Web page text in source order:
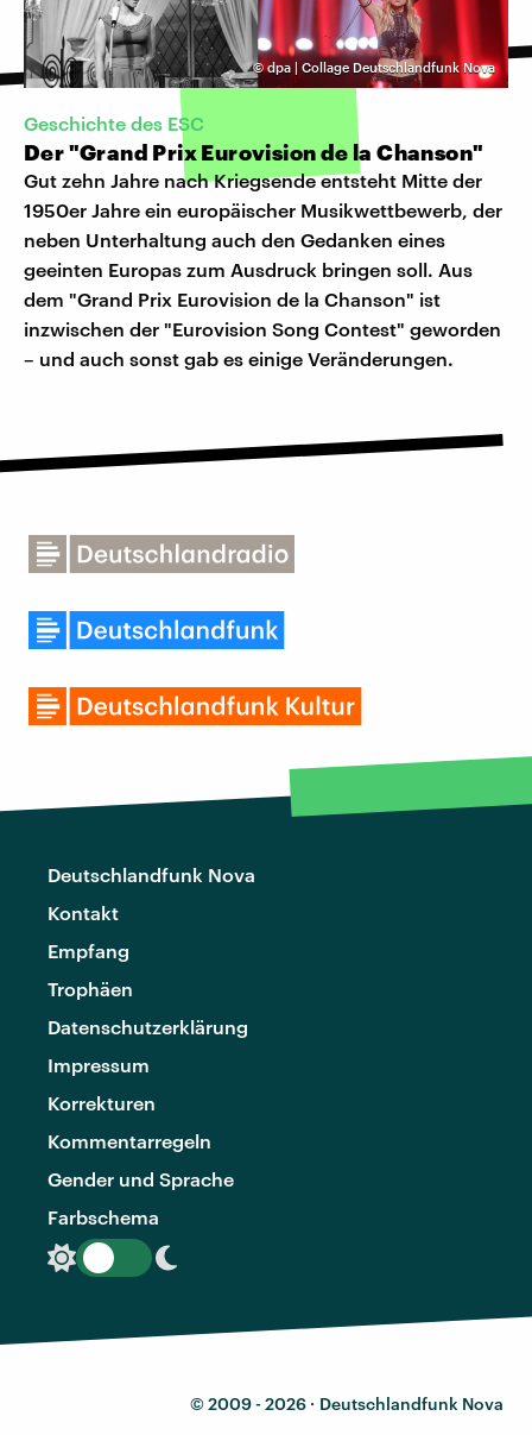
©dpa | Collage Deutschlandfunk Nova
Geschichte des ESC
Der "Grand Prix Eurovision de la Chanson"
Gut zehn Jahre nach Kriegsende entsteht Mitte der
1950er Jahre ein europäischer Musikwettbewerb, der
neben Unterhaltung auch den Gedanken eines
geeinten Europas zum Ausdruck bringen soll. Aus
dem "Grand Prix Eurovision de la Chanson" ist
inzwischen der "Eurovision Song Contest" geworden
– und auch sonst gab es einige Veränderungen.
Deutschlandfunk Nova
Kontakt
Empfang
Trophäen
Datenschutzerklärung
Impressum
Korrekturen
Kommentarregeln
Gender und Sprache
Farbschema
© 2009 - 2026 · Deutschlandfunk Nova